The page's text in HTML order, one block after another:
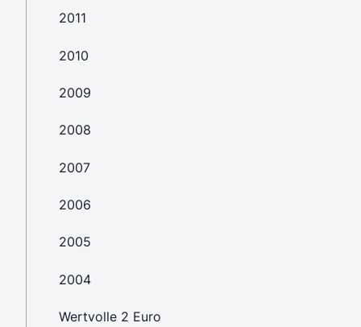
2011
2010
2009
2008
2007
2006
2005
2004
Wertvolle 2 Euro